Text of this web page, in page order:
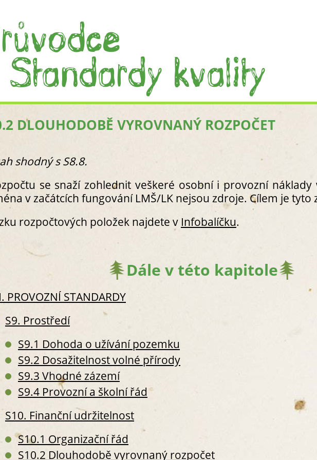
ÚVOD
I. PROCEDURÁLNÍ STANDARDY
S1. CÍLE A PODMÍNKY VZDĚLÁVÁNÍ
S1.1 STANOVY ČI JINÝ
S1.2 ŠKOLNÍ VZDĚLÁVACÍ
RVP PV
S1.2.2 VZDĚLÁVACÍ OBSAH
S1.2.3 EVALUAČNÍ ČINNOST
S1.3 PROVOZNÍ ŘÁD A ŠKOLNÍ
S2.1 DENNÍ DOCHÁZKA
S2.10 KNIHA ÚRAZŮ
DLOUHODOBĚ VYROVNANÝ ROZPOČET
shodný s S8.8.
se snaží zohlednit veškeré osobní i provozní náklady
v začátcích fungování LMŠ/LK nejsou zdroje. Cílem je tyto
rozpočtových položek najdete v Infobalíčku.
Dále v této kapitole
PROVOZNÍ STANDARDY
S9. Prostředí
S9.1 Dohoda o užívání pozemku
S9.2 Dosažitelnost volné přírody
S9.3 Vhodné zázemí
S9.4 Provozní a školní řád
S10. Finanční udržitelnost
S10.1 Organizační řád
S10.2 Dlouhodobě vyrovnaný rozpočet